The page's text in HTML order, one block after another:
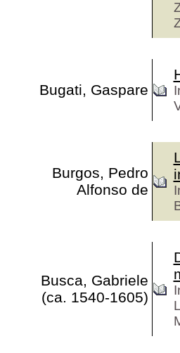
Bugati, Gaspare
Burgos, Pedro
Alfonso de
Busca, Gabriele
(ca. 1540-1605)